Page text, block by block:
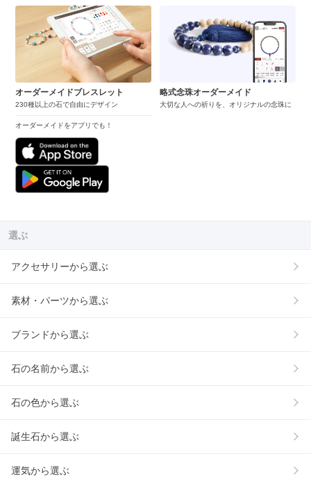
オーダーメイドブレスレット
230種以上の石で自由にデザイン
オーダーメイドをアプリでも！
略式念珠オーダーメイド
大切な人への祈りを、オリジナルの念珠に
選ぶ
アクセサリーから選ぶ
素材・パーツから選ぶ
ブランドから選ぶ
石の名前から選ぶ
石の色から選ぶ
誕生石から選ぶ
運気から選ぶ